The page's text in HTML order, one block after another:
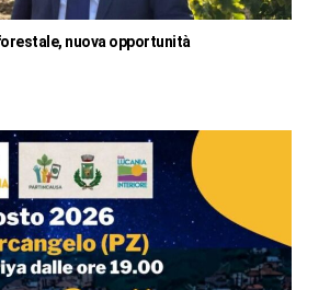
nuova opportunità